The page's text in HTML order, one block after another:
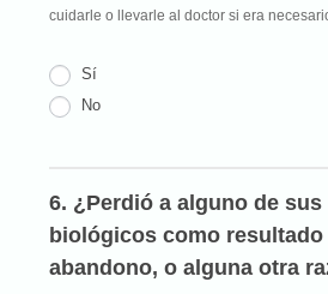
cuidarle o llevarle al doctor si era
Sí
No
6. ¿Perdió a alguno de sus
biológicos como
abandono, o alguna otra